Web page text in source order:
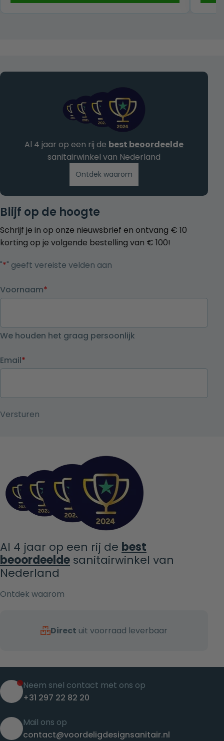
€ 249,00.€ 149,00.
Blijf op de hoogte
Schrijf je in op onze nieuwsbrief en ontvang € 10
korting op je volgende bestelling van € 100!
"*" geeft vereiste velden aan
Voornaam*
We houden het graag persoonlijk
Email*
Al 4 jaar op een rij de best beoordeelde
sanitairwinkel van Nederland
Ontdek waarom
Al 4 jaar op een rij de best
beoordeelde sanitairwinkel van
Nederland
Ontdek waarom
Direct uit voorraad leverbaar
Neem snel contact met ons op
+31 297 22 82 20
Mail ons op
contact@voordeligdesignsanitair.nl